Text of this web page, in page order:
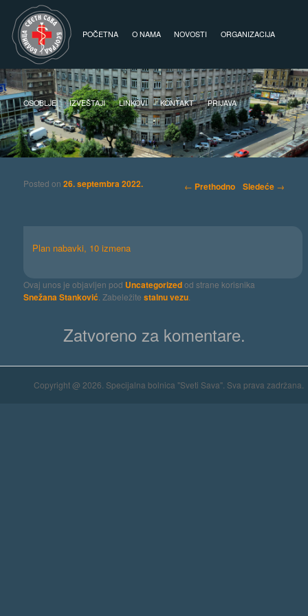
Glavni izbornik
Skoči na primarni sadržaj
Skoči na sekundarni sadržaj
POČETNA O NAMA NOVOSTI ORGANIZACIJA
OSOBLJE IZVEŠTAJI LINKOVI KONTAKT PRIJAVA
Kretanje članaka
← Prethodno Sledeće →
Posted on26. septembra 2022.
Plan nabavki, 10 izmena
Ovaj unos je objavljen pod Uncategorizedod strane korisnika
Snežana Stanković . Zabeležitestalnu vezu
Zatvoreno za komentare.
Copyright @ 2026. Specijalna bolnica "Sveti Sava". Sva prava zadržana.